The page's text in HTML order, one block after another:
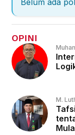
Belum ada
OPINI
M.